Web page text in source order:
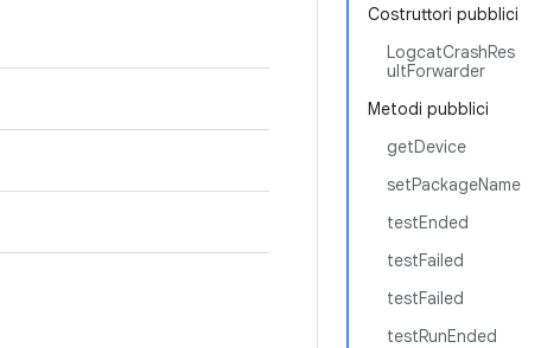
Costruttori pubblici
LogcatCrashRes
ultForwarder
Metodi pubblici
getDevice
setPackageName
testEnded
testFailed
testFailed
testRunEnded